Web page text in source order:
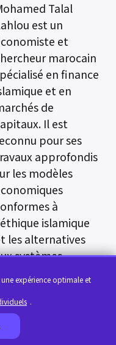
Talal
est un
et
marocain
en finance
et en
de
Il est
pour ses
approfondis
les modèles
à
islamique
les alternatives
systèmes
financiers
conventionnels.
expérience optimale et
.